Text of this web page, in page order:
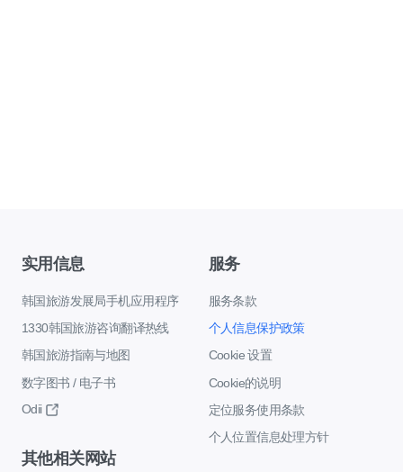
实用信息
韩国旅游发展局手机应用程序
1330韩国旅游咨询翻译热线
韩国旅游指南与地图
数字图书 / 电子书
Odii
服务
服务条款
个人信息保护政策
Cookie 设置
Cookie的说明
定位服务使用条款
个人位置信息处理方针
其他相关网站